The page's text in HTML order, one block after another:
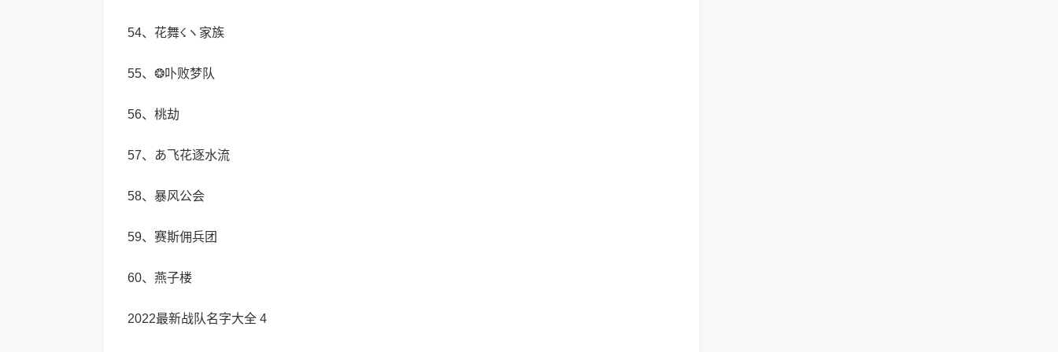
54、花舞☇ヽ家族
55、❂卟败梦队
56、桃劫
57、あ飞花逐水流
58、暴风公会
59、赛斯佣兵团
60、燕子楼
2022最新战队名字大全 4